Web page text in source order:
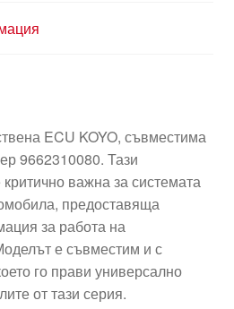
ECU KOYO, съвместима
9662310080. Тази
важна за системата
предоставяща
за работа на
е съвместим и с
го прави универсално
от тази серия.